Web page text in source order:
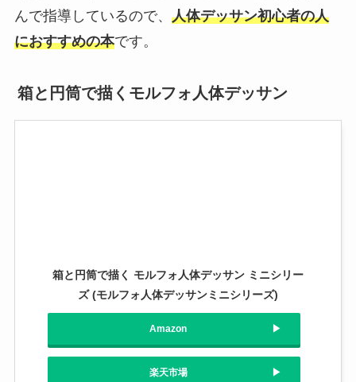
んで指導しているので、 人体デッサン初心者の人
におすすめの本です。
箱と円筒で描くモルフォ人体デッサン
箱と円筒で描く モルフォ人体デッサン ミニシリー
ズ (モルフォ人体デッサンミニシリーズ)
Amazon
楽天市場